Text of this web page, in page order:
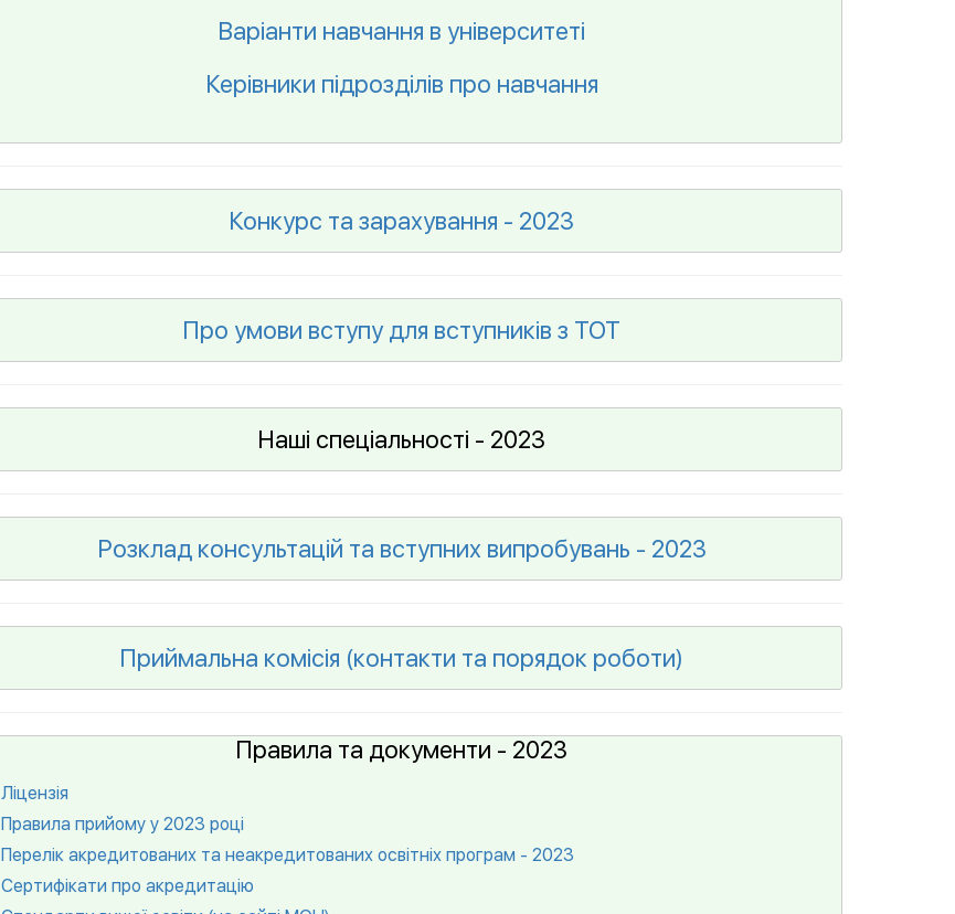
Варіанти навчання в університеті
Керівники підрозділів про навчання
Конкурс та зарахування - 2023
Про умови вступу для вступників з ТОТ
Наші спеціальності - 2023
Розклад консультацій та вступних випробувань - 2023
Приймальна комісія (контакти та порядок роботи)
Правила та документи - 2023
Ліцензія
Правила прийому у 2023 році
Перелік акредитованих та неакредитованих освітніх програм - 2023
Сертифікати про акредитацію